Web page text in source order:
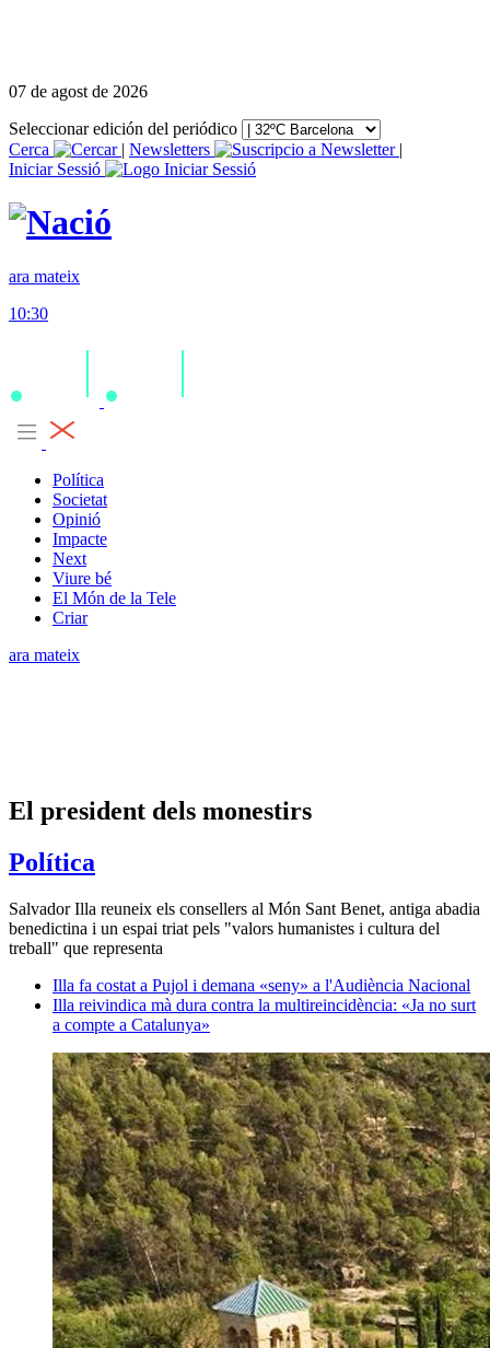
07 de agost de 2026
Seleccionar edición del periódico
Cerca
| Newsletters
|
Iniciar Sessió
ara mateix
10:30
Política
Societat
Opinió
Impacte
Next
Viure bé
El Món de la Tele
Criar
ara mateix
El president dels monestirs
Política
Salvador Illa reuneix els consellers al Món Sant Benet, antiga abadia
benedictina i un espai triat pels "valors humanistes i cultura del
treball" que representa
Illa fa costat a Pujol i demana «seny» a l'Audiència Nacional
Illa reivindica mà dura contra la multireincidència: «Ja no surt
a compte a Catalunya»